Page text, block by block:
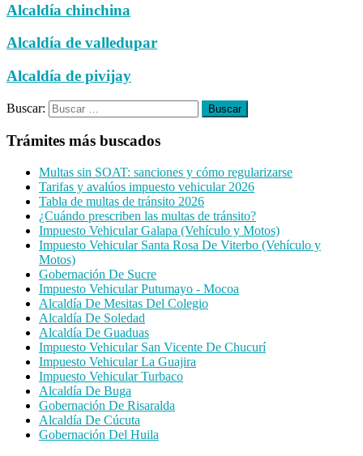
Alcaldía chinchina
Alcaldía de valledupar
Alcaldía de pivijay
Buscar:
Trámites más buscados
Multas sin SOAT: sanciones y cómo regularizarse
Tarifas y avalúos impuesto vehicular 2026
Tabla de multas de tránsito 2026
¿Cuándo prescriben las multas de tránsito?
Impuesto Vehicular Galapa (Vehículo y Motos)
Impuesto Vehicular Santa Rosa De Viterbo (Vehículo y
Motos)
Gobernación De Sucre
Impuesto Vehicular Putumayo - Mocoa
Alcaldía De Mesitas Del Colegio
Alcaldía De Soledad
Alcaldía De Guaduas
Impuesto Vehicular San Vicente De Chucurí
Impuesto Vehicular La Guajira
Impuesto Vehicular Turbaco
Alcaldía De Buga
Gobernación De Risaralda
Alcaldía De Cúcuta
Gobernación Del Huila